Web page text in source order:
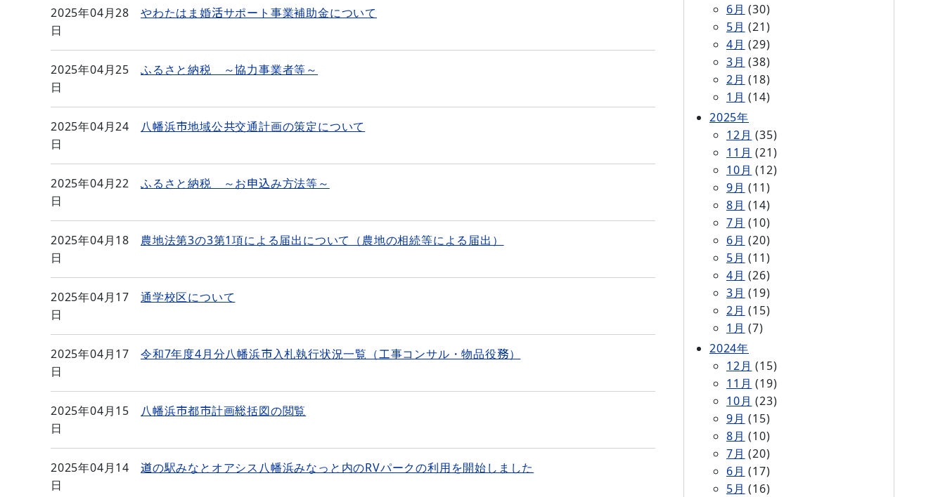
2025年04月28
日
やわたはま婚活サポート事業補助金について
2025年04月25
日
ふるさと納税 ～協力事業者等～
2025年04月24
日
八幡浜市地域公共交通計画の策定について
2025年04月22
日
ふるさと納税 ～お申込み方法等～
2025年04月18
日
農地法第3の3第1項による届出について（農地の相続等による届出）
2025年04月17
日
通学校区について
2025年04月17
日
令和7年度4月分八幡浜市入札執行状況一覧（工事コンサル・物品役務）
2025年04月15
日
八幡浜市都市計画総括図の閲覧
2025年04月14
日
道の駅みなとオアシス八幡浜みなっと内のRVパークの利用を開始しました
6月 (30)
5月 (21)
4月 (29)
3月 (38)
2月 (18)
1月 (14)
2025年
12月 (35)
11月 (21)
10月 (12)
9月 (11)
8月 (14)
7月 (10)
6月 (20)
5月 (11)
4月 (26)
3月 (19)
2月 (15)
1月 (7)
2024年
12月 (15)
11月 (19)
10月 (23)
9月 (15)
8月 (10)
7月 (20)
6月 (17)
5月 (16)